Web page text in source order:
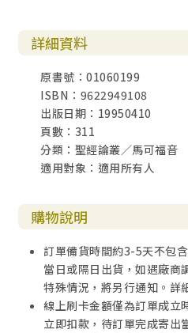
詳細資料
原書號：01060199
ISBN：9622949108
出版日期：19950410
頁數：311
分類：聖經論叢／馬可福音
適用對象：適用所有人
購物說明
訂單備貨時間約3-5天不包
當日或隔日出貨，如遇廠商
特殊情況，將另行通知。詳
線上刷卡金額僅為訂單成立
立即扣款，待訂單完成寄出